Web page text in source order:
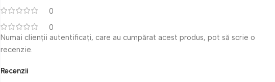
0
0
Recenzii
Numai clienții autentificați, care au cumpărat acest produs, pot să scrie o
recenzie.